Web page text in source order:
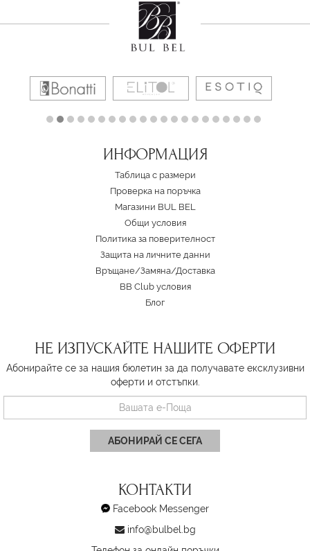
ИНФОРМАЦИЯ
Таблица с размери
Проверка на поръчка
Магазини BUL BEL
Oбщи условия
Политика за поверителност
Защита на личните данни
Връщане/Замяна/Доставка
BB Club условия
Блог
НЕ ИЗПУСКАЙТЕ НАШИТЕ ОФЕРТИ
Абонирайте се за нашия бюлетин за да получавате ексклузивни
оферти и отстъпки.
АБОНИРАЙ СЕ СЕГА
КОНТАКТИ
Facebook Messenger
info@bulbel.bg